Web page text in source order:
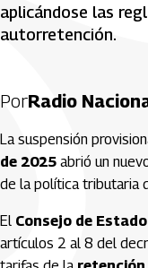
aplicándose las
autorretención.
PorRadio
La suspensión
de 2025 abrió un
de la política tributaria
El Consejo de Estado
artículos 2 al 8 del